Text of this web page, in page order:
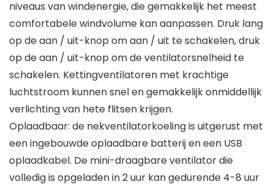
niveaus van windenergie, die gemakkelijk het meest
comfortabele windvolume kan aanpassen. Druk lang
op de aan / uit-knop om aan / uit te schakelen, druk
op de aan / uit-knop om de ventilatorsnelheid te
schakelen. Kettingventilatoren met krachtige
luchtstroom kunnen snel en gemakkelijk onmiddellijk
verlichting van hete flitsen krijgen.
Oplaadbaar: de nekventilatorkoeling is uitgerust met
een ingebouwde oplaadbare batterij en een USB
oplaadkabel. De mini-draagbare ventilator die
volledig is opgeladen in 2 uur kan gedurende 4-8 uur